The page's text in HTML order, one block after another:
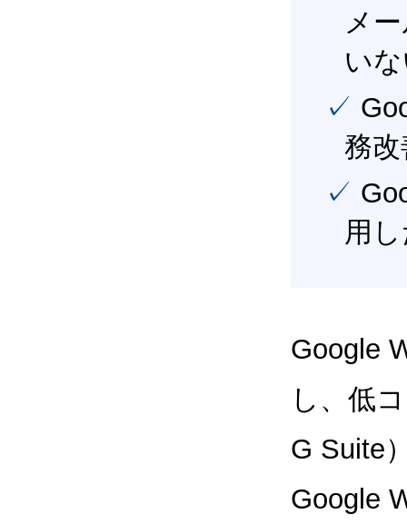
メ
い
✓ Google Workspace（旧G Suite） を活用し、業
務
✓ Google Workspace（旧G Suite） を最大限に活
用
Google
し、低
G Suite
Google